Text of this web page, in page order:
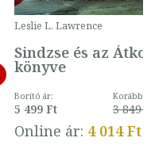
Leslie L. Lawrence
Sindzse és az Átkok
könyve
Borító ár:
5 499 Ft
Korábbi
3 849 Ft
Online ár: 4 014 Ft